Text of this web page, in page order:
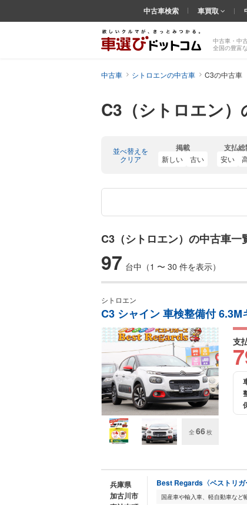
C3（シトロエン）
中古車・中
全国の豊富
中古車検索 車買取
中古車 シトロエンの中古車 C3の中古車
並べ替えを
クリア
掲載
新しい 古い
支払総
安い
C3（シトロエン）の中古車一
97 台中（1 〜 30 件を表示）
シトロエン
C3 シャイン 車検整備付 6.3M
全 66枚
支
兵庫県
加古川市
Best Regards〈ベストリガ